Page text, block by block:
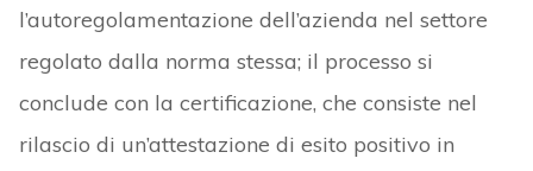
l’autoregolamentazione dell’azienda nel settore
regolato dalla norma stessa; il processo si
conclude con la certificazione, che consiste nel
rilascio di un’attestazione di esito positivo in